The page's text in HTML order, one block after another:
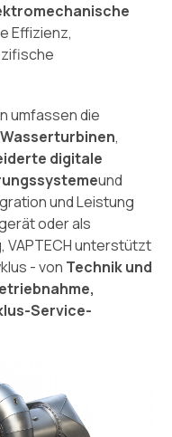
Effizienz,
umfassen die
Wasserturbinen,
digitale
und
und Leistung
oder als
unterstützt
- von Technik und
Service-